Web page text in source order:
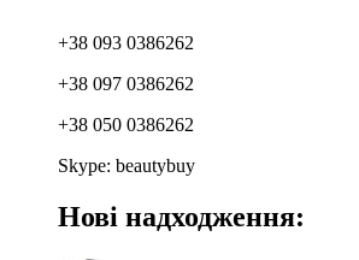
+38 093 0386262
+38 097 0386262
+38 050 0386262
Skype: beautybuy
Нові надходження: